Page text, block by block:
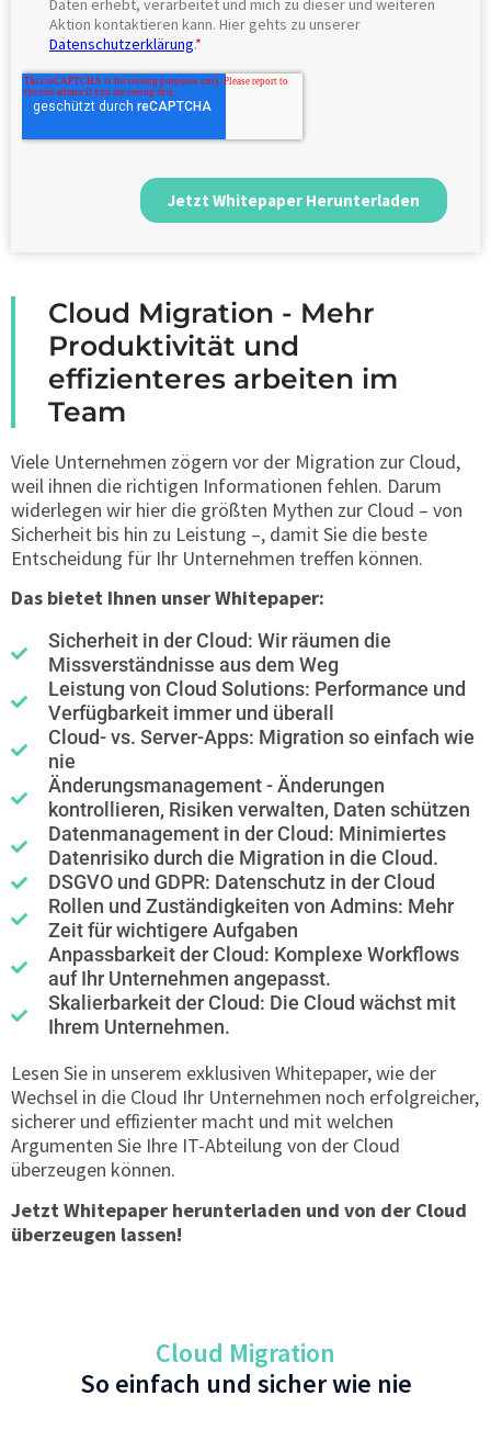
Cloud Migration - Mehr
Produktivität und
effizienteres arbeiten im
Team
Viele Unternehmen zögern vor der Migration zur Cloud,
weil ihnen die richtigen Informationen fehlen. Darum
widerlegen wir hier die größten Mythen zur Cloud – von
Sicherheit bis hin zu Leistung –, damit Sie die beste
Entscheidung für Ihr Unternehmen treffen können.
Das bietet Ihnen unser Whitepaper:
Sicherheit in der Cloud: Wir räumen die
Missverständnisse aus dem Weg
Leistung von Cloud Solutions: Performance und
Verfügbarkeit immer und überall
Cloud- vs. Server-Apps: Migration so einfach wie
nie
Änderungsmanagement - Änderungen
kontrollieren, Risiken verwalten, Daten schützen
Datenmanagement in der Cloud: Minimiertes
Datenrisiko durch die Migration in die Cloud.
DSGVO und GDPR: Datenschutz in der Cloud
Rollen und Zuständigkeiten von Admins: Mehr
Zeit für wichtigere Aufgaben
Anpassbarkeit der Cloud: Komplexe Workflows
auf Ihr Unternehmen angepasst.
Skalierbarkeit der Cloud: Die Cloud wächst mit
Ihrem Unternehmen.
Lesen Sie in unserem exklusiven Whitepaper, wie der
Wechsel in die Cloud Ihr Unternehmen noch erfolgreicher,
sicherer und effizienter macht und mit welchen
Argumenten Sie Ihre IT-Abteilung von der Cloud
überzeugen können.
Jetzt Whitepaper herunterladen und von der Cloud
überzeugen lassen!
Cloud Migration
So einfach und sicher wie nie